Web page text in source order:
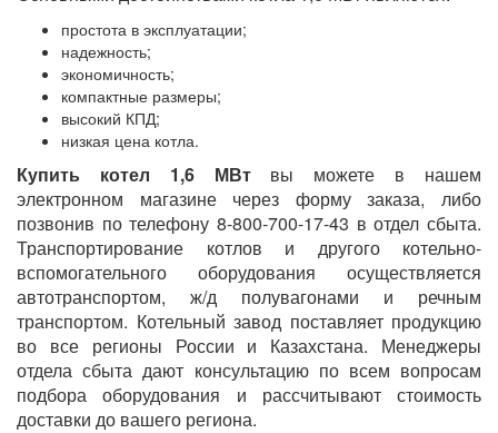
простота в эксплуатации;
надежность;
экономичность;
компактные размеры;
высокий КПД;
низкая цена котла.
Купить котел 1,6 МВтвы можете в нашем
электронном магазине через форму заказа, либо
позвонив по телефону 8-800-700-17-43 в отдел сбыта.
Транспортирование котлов и другого котельно-
вспомогательного оборудования осуществляется
автотранспортом, ж/д полувагонами и речным
транспортом. Котельный завод поставляет продукцию
во все регионы России и Казахстана. Менеджеры
отдела сбыта дают консультацию по всем вопросам
подбора оборудования и рассчитывают стоимость
доставки до вашего региона.